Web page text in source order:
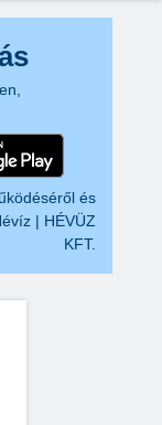
és
| HÉVÜZ
KFT.